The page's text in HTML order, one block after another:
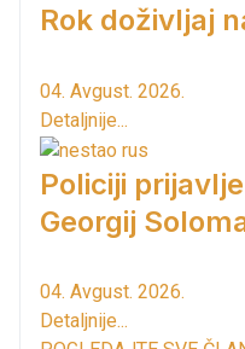
Rok doživljaj
04. Avgust. 2026.
Detaljnije...
Policiji
Georgij
04. Avgust. 2026.
Detaljnije...